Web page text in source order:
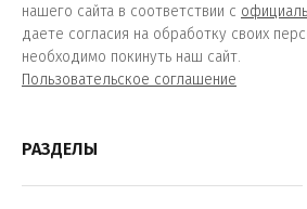
нашего сайта в соответствии с
даете согласия на обработку своих
необходимо покинуть наш сайт.
Пользовательское соглашение
РАЗДЕЛЫ